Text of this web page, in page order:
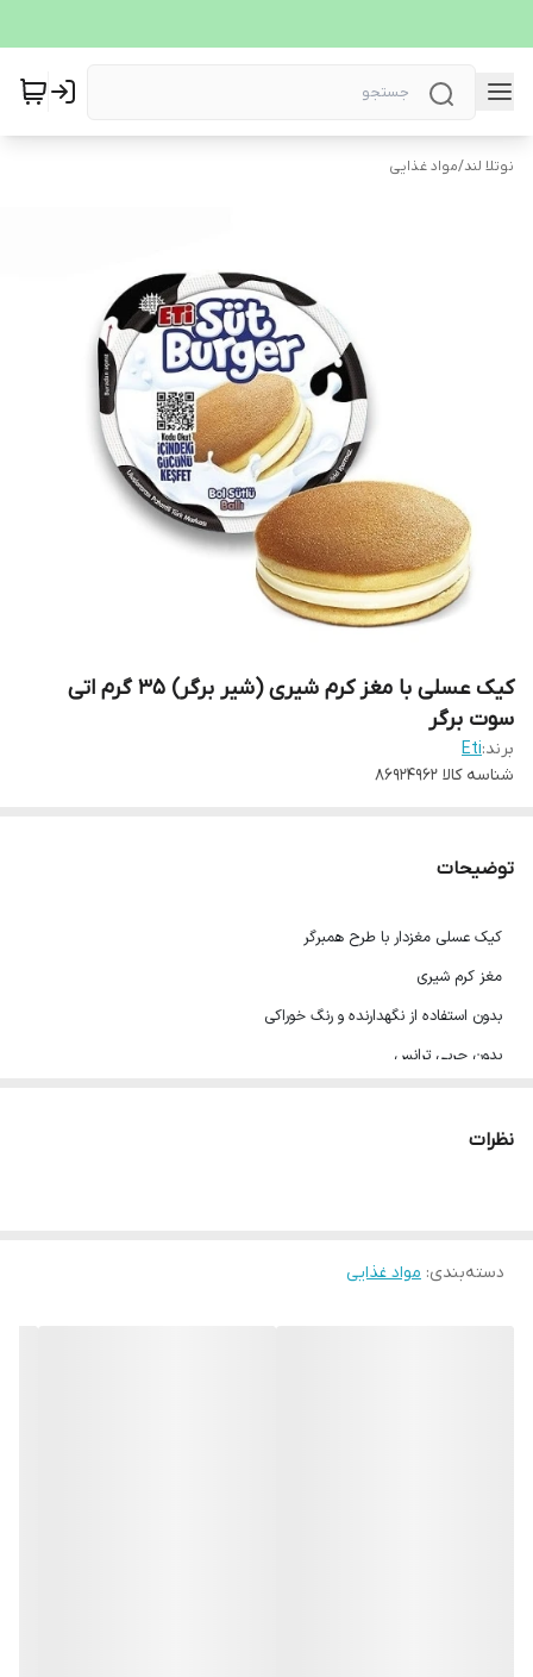
نوتلا لند/مواد غذایی
کیک عسلی با مغز کرم شیری (شیر برگر) 35 گرم اتی
سوت برگر
برند:Eti
شناسه کالا 86924962
توضیحات
کیک عسلی مغزدار با طرح همبرگر
مغز کرم شیری
بدون استفاده از نگهدارنده و رنگ خوراکی
بدون چربی ترانس
محصول ترکیه
نظرات
دسته‌بندی: مواد غذایی